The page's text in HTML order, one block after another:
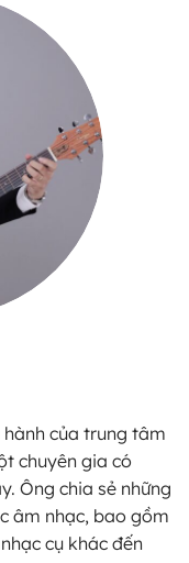
của trung tâm
chuyên gia có
Ông chia sẻ những
âm nhạc, bao gồm
cụ khác đến